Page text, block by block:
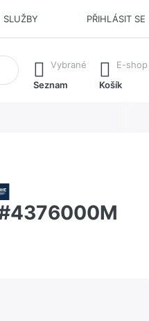
SLUŽBY PŘIHLÁSIT SE
Enter vyvoláte všechny
Vybrané
Seznam
E-shop
Košík